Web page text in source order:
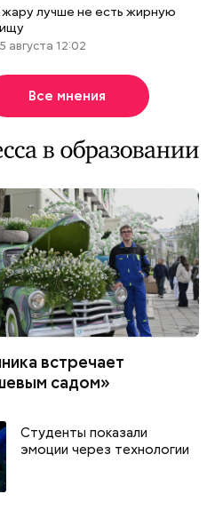
жару лучше не есть жирную
августа 12:02
Все мнения
встречает
садом»
Студенты показали
эмоции через технологии